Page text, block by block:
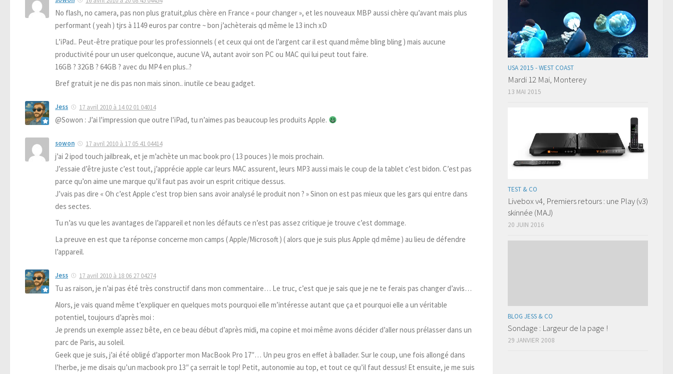
No flash, no camera, pas non plus gratuit,plus chère en France « pour changer », et les nouveaux MBP aussi chère qu’avant mais plus
performant ( yeah ) tjrs à 1149 euros par contre ~ bon j’achèterais qd même le 13 inch xD
L’iPad.. Peut-être pratique pour les professionnels ( et ceux qui ont de l’argent car il est quand même bling bling ) mais aucune
productivité pour un user quelconque, aucune VA, autant avoir son PC ou MAC qui lui peut tout faire.
16GB ? 32GB ? 64GB ? avec du MP4 en plus..?
Bref gratuit je ne dis pas non mais sinon.. inutile ce beau gadget.
Jess 17 avril 2010 à 14 02 01 04014
@Sowon : J’ai l’impression que outre l’iPad, tu n’aimes pas beaucoup les produits Apple.
sowon 17 avril 2010 à 17 05 41 04414
j’ai 2 ipod touch jailbreak, et je m’achète un mac book pro ( 13 pouces ) le mois prochain.
J’essaie d’être juste c’est tout, j’apprécie apple car leurs MAC assurent, leurs MP3 aussi mais le coup de la tablet c’est bidon. C’est pas
parce qu’on aime une marque qu’il faut pas avoir un esprit critique dessus.
J’vais pas dire « Oh c’est Apple c’est trop bien sans avoir analysé le produit non ? » Sinon on est pas mieux que les gars qui entre dans
des sectes.
Tu n’as vu que les avantages de l’appareil et non les défauts ce n’est pas assez critique je trouve c’est dommage.
La preuve en est que ta réponse concerne mon camps ( Apple/Microsoft ) ( alors que je suis plus Apple qd même ) au lieu de défendre
l’appareil.
Jess 17 avril 2010 à 18 06 27 04274
Tu as raison, je n’ai pas été très constructif dans mon commentaire… Le truc, c’est que je sais que je ne te ferais pas changer d’avis…
Alors, je vais quand même t’expliquer en quelques mots pourquoi elle m’intéresse autant que ça et pourquoi elle a un véritable
potentiel, toujours d’après moi :
Je prends un exemple assez bête, en ce beau début d’après midi, ma copine et moi même avons décider d’aller nous prélasser dans un
parc de Paris, au soleil.
Geek que je suis, j’ai été obligé d’apporter mon MacBook Pro 17″… Un peu gros en effet à ballader. Sur le coup, une fois allongé dans
l’herbe, je me disais qu’un macbook pro 13″ ça serrait le top! Petit, autonomie au top, et tout ce qu’il faut dessus! Et ensuite, je me suis
USA 2015 - WEST COAST
Mardi 12 Mai, Monterey
13 MAI 2015
TEST & CO
Livebox v4, Premiers retours : une Play (v3)
skinnée (MAJ)
20 JUIN 2016
BLOG JESS & CO
Sondage : Largeur de la page !
29 JANVIER 2008